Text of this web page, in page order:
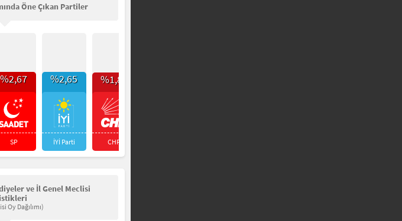
Öne Çıkan Partiler
%2,67
SP
%2,65
İYİ Parti
%1,83
CHP
ve İl Genel Meclisi
Oy Dağılımı)